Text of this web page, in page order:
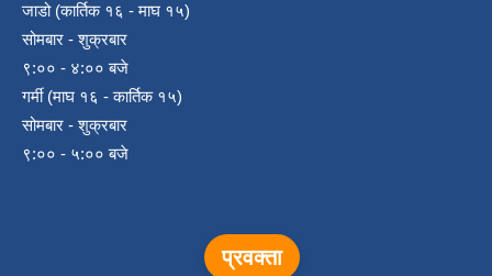
जाडो (कार्तिक १६ - माघ १५)
सोमबार - शुक्रबार
९:०० - ४:०० बजे
गर्मी (माघ १६ - कार्तिक १५)
सोमबार - शुक्रबार
९:०० - ५:०० बजे
प्रवक्ता